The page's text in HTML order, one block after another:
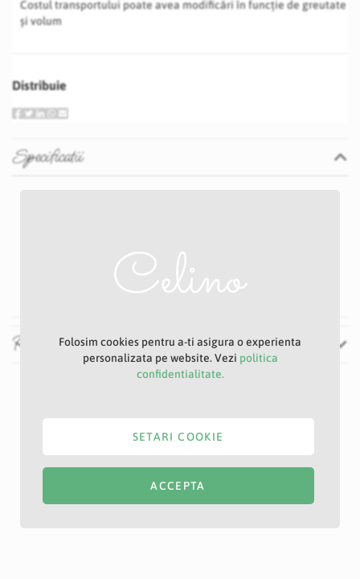
Costul transportului poate avea modificări în funcție de greutate
și volum
Distribuie
Specificatii
17 cm
85 cm
RecenziiFolosim cookies pentru a-ti asigura o experienta
personalizata pe website. Vezi politica
confidentialitate.
ACCEPTA
SETARI COOKIE